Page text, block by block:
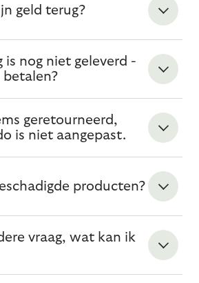
geld terug?
is nog niet geleverd -
geretourneerd,
is niet aangepast.
producten?
vraag, wat kan ik